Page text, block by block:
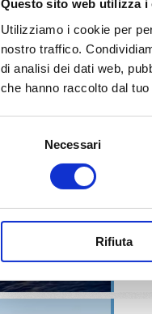
Questo sito web utilizza i
Utilizziamo i cookie per
nostro traffico.
di analisi dei dati web,
che hanno raccolto dal
Necessari
Rifiuta
Bari